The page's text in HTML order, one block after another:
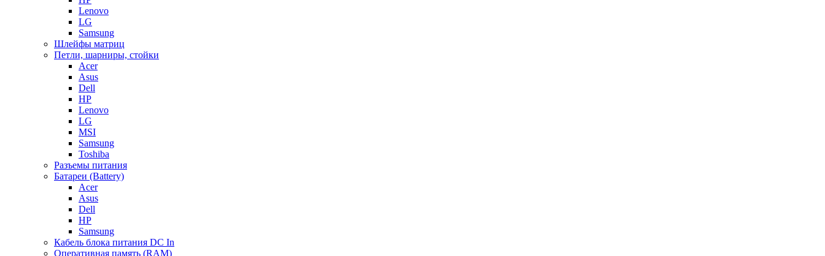
Lenovo
LG
Samsung
Шлейфы матриц
Петли, шарниры, стойки
Acer
Asus
Dell
HP
Lenovo
LG
MSI
Samsung
Toshiba
Разъемы питания
Батареи (Battery)
Acer
Asus
Dell
HP
Samsung
Кабель блока питания DC In
Оперативная память (RAM)